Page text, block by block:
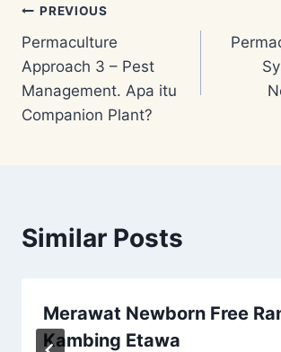
Post
navigation
PREVIOUS
Permaculture
Approach 3 – Pest
Management. Apa itu
Companion Plant?
Similar Posts
Merawat Newborn Free
Kambing Etawa